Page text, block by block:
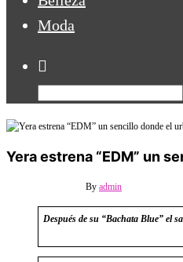
Moda
Yera estrena “EDM” un
By admin
Después de su “Bachata Blue” el